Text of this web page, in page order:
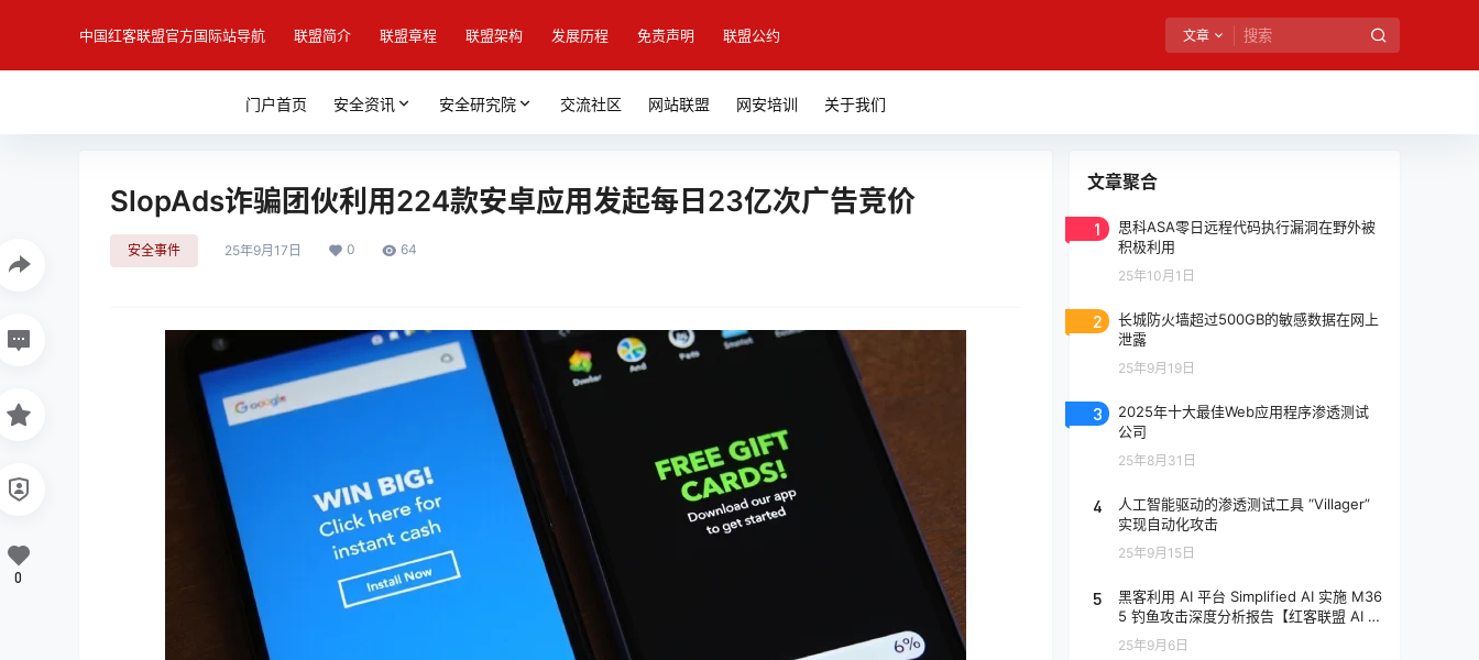
中国红客联盟官方国际站导航 联盟简介 联盟章程 联盟架构 发展历程 免责声明 联盟公约 文章
门户首页 安全资讯 安全研究院 交流社区 网站联盟 网安培训 关于我们
SlopAds诈骗团伙利用224款安卓应用发起每日23亿次广告竞价
安全事件 25年9月17日 0 64
0
文章聚合
1
思科ASA零日远程代码执行漏洞在野外被
积极利用
25年10月1日
2
长城防火墙超过500GB的敏感数据在网上
泄露
25年9月19日
3
2025年十大最佳Web应用程序渗透测试
公司
25年8月31日
4
人工智能驱动的渗透测试工具 “Villager”
实现自动化攻击
25年9月15日
5
黑客利用 AI 平台 Simplified AI 实施 M36
5 钓鱼攻击深度分析报告【红客联盟 AI 分
析】
25年9月6日